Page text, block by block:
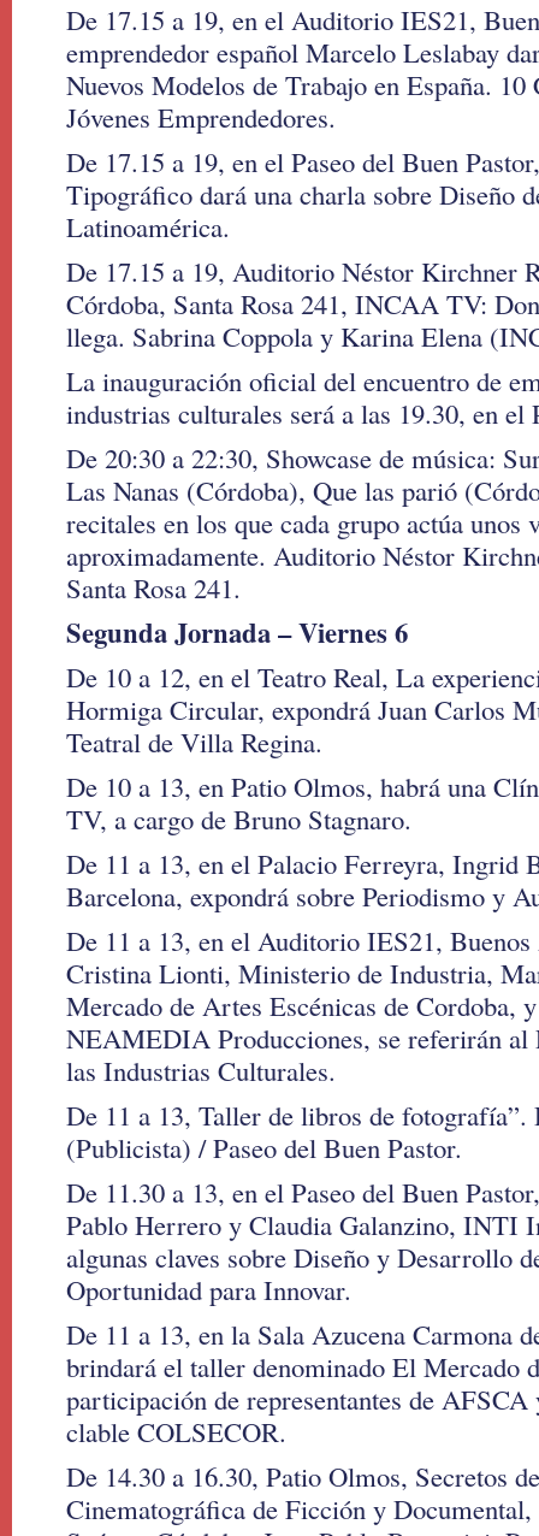
De 17.15 a 19, en el Auditorio IES21,
emprendedor español Marcelo Leslabay
Nuevos Modelos de Trabajo en España. 10
Jóvenes Emprendedores.
De 17.15 a 19, en el Paseo del Buen
Tipográfico dará una charla sobre Diseño
Latinoamérica.
De 17.15 a 19, Auditorio Néstor Kirchner
Córdoba, Santa Rosa 241, INCAA TV:
llega. Sabrina Coppola y Karina Elena
La inauguración oficial del encuentro de
industrias culturales será a las 19.30, en el
De 20:30 a 22:30, Showcase de música:
Las Nanas (Córdoba), Que las parió
recitales en los que cada grupo actúa unos
aproximadamente. Auditorio Néstor
Santa Rosa 241.
Segunda Jornada – Viernes 6
De 10 a 12, en el Teatro Real, La
Hormiga Circular, expondrá Juan Carlos
Teatral de Villa Regina.
De 10 a 13, en Patio Olmos, habrá una
TV, a cargo de Bruno Stagnaro.
De 11 a 13, en el Palacio Ferreyra, Ingrid
Barcelona, expondrá sobre Periodismo y
De 11 a 13, en el Auditorio IES21,
Cristina Lionti, Ministerio de Industria,
Mercado de Artes Escénicas de Cordoba,
NEAMEDIA Producciones, se referirán al
las Industrias Culturales.
De 11 a 13, Taller de libros de
(Publicista) / Paseo del Buen Pastor.
De 11.30 a 13, en el Paseo del Buen
Pablo Herrero y Claudia Galanzino, INTI
algunas claves sobre Diseño y Desarrollo
Oportunidad para Innovar.
De 11 a 13, en la Sala Azucena Carmona
brindará el taller denominado El Mercado
participación de representantes de AFSCA
clable COLSECOR.
De 14.30 a 16.30, Patio Olmos, Secretos
Cinematográfica de Ficción y Documental,